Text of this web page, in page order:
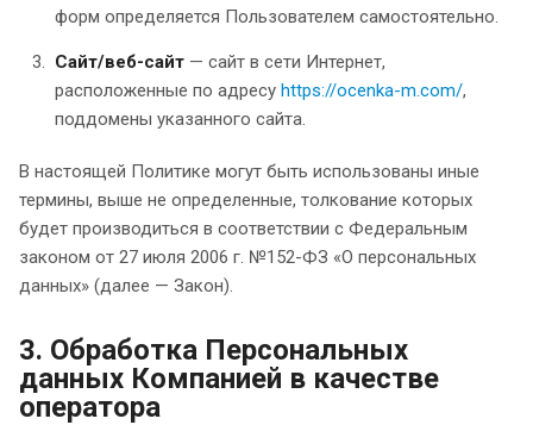
форм определяется Пользователем самостоятельно.
Сайт/веб-сайт — сайт в сети Интернет,
расположенные по адресу https://ocenka-m.com/,
поддомены указанного сайта.
В настоящей Политике могут быть использованы иные
термины, выше не определенные, толкование которых
будет производиться в соответствии с Федеральным
законом от 27 июля 2006 г. №152-ФЗ «О персональных
данных» (далее — Закон).
3. Обработка Персональных
данных Компанией в качестве
оператора